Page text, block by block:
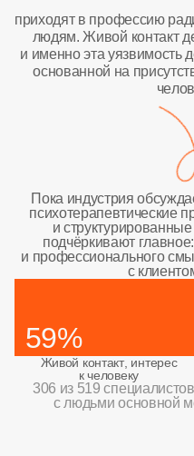
приходят в профессию
людям. Живой контакт
и именно эта
основанной на
Пока индустрия
психотерапевтические
и
подчёркивают
и профессионального
с
59%
Живой контакт, интерес
к человеку
306 из 519
с людьми основной